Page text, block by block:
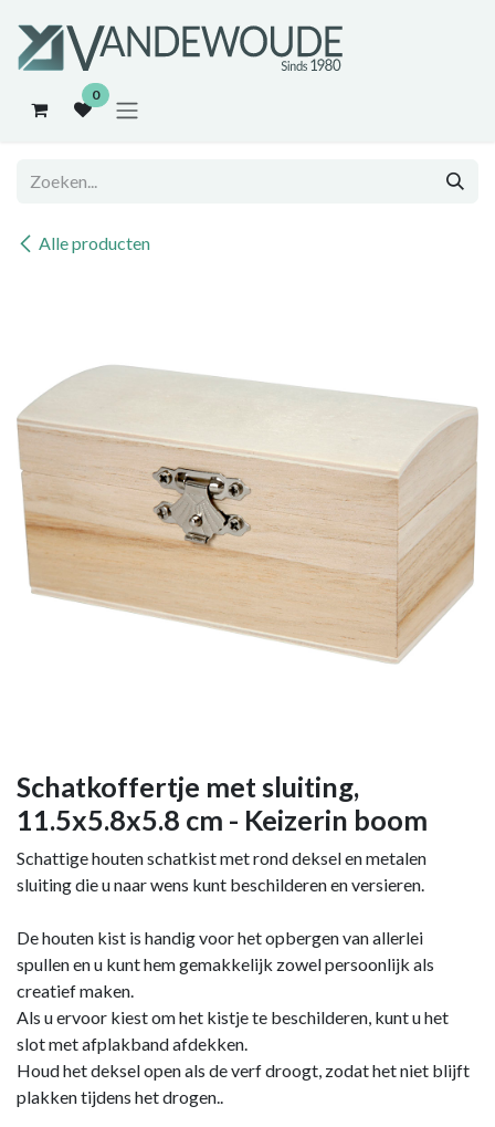
0
Alle producten
Schatkoffertje met sluiting,
11.5x5.8x5.8 cm - Keizerin boom
Schattige houten schatkist met rond deksel en metalen
sluiting die u naar wens kunt beschilderen en versieren.
De houten kist is handig voor het opbergen van allerlei
spullen en u kunt hem gemakkelijk zowel persoonlijk als
creatief maken.
Als u ervoor kiest om het kistje te beschilderen, kunt u het
slot met afplakband afdekken.
Houd het deksel open als de verf droogt, zodat het niet blijft
plakken tijdens het drogen..